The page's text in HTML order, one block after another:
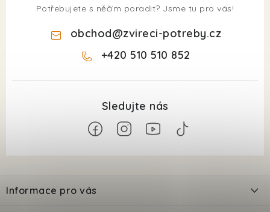
Potřebujete s něčím poradit? Jsme tu pro vás!
obchod@zvireci-potreby.cz
+420 510 510 852
pInformace pro vás